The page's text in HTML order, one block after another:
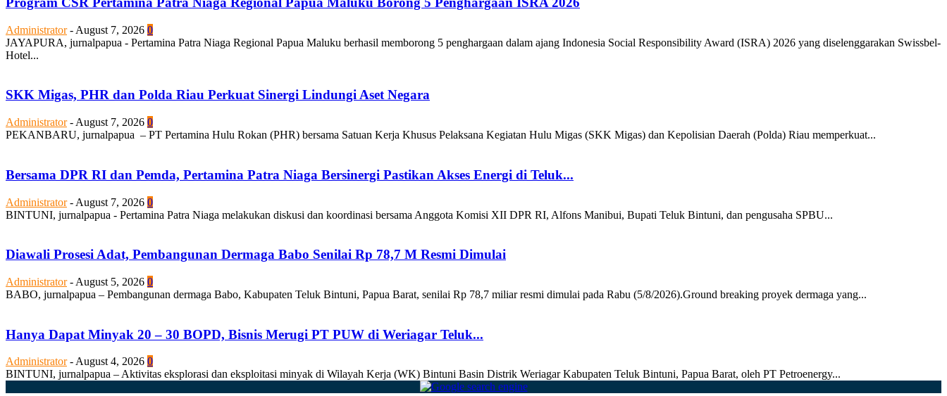
Administrator - August 7, 2026 0
JAYAPURA, jurnalpapua - Pertamina Patra Niaga Regional Papua Maluku berhasil memborong 5 penghargaan dalam ajang Indonesia Social Responsibility Award (ISRA) 2026 yang diselenggarakan Swissbel-
Hotel...
SKK Migas, PHR dan Polda Riau Perkuat Sinergi Lindungi Aset Negara
Administrator - August 7, 2026 0
PEKANBARU, jurnalpapua – PT Pertamina Hulu Rokan (PHR) bersama Satuan Kerja Khusus Pelaksana Kegiatan Hulu Migas (SKK Migas) dan Kepolisian Daerah (Polda) Riau memperkuat...
Bersama DPR RI dan Pemda, Pertamina Patra Niaga Bersinergi Pastikan Akses Energi di Teluk...
Administrator - August 7, 2026 0
BINTUNI, jurnalpapua - Pertamina Patra Niaga melakukan diskusi dan koordinasi bersama Anggota Komisi XII DPR RI, Alfons Manibui, Bupati Teluk Bintuni, dan pengusaha SPBU...
Diawali Prosesi Adat, Pembangunan Dermaga Babo Senilai Rp 78,7 M Resmi Dimulai
Administrator - August 5, 2026 0
BABO, jurnalpapua – Pembangunan dermaga Babo, Kabupaten Teluk Bintuni, Papua Barat, senilai Rp 78,7 miliar resmi dimulai pada Rabu (5/8/2026).Ground breaking proyek dermaga yang...
Hanya Dapat Minyak 20 – 30 BOPD, Bisnis Merugi PT PUW di Weriagar Teluk...
Administrator -August 4, 2026 0
BINTUNI, jurnalpapua – Aktivitas eksplorasi dan eksploitasi minyak di Wilayah Kerja (WK) Bintuni Basin Distrik Weriagar Kabupaten Teluk Bintuni, Papua Barat, oleh PT Petroenergy...